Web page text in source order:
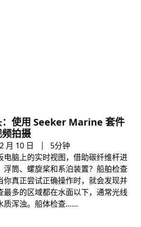
：使用 Seeker Marine 套件
拍摄
月 10 日
5分钟
电脑上的实时视图，借助碳纤维杆进
浮筒、螺旋桨和系泊装置？船舶检查
你真正尝试正确操作时，就会发现并
最多的区域都在水面以下，通常光线
质浑浊。船体检查……